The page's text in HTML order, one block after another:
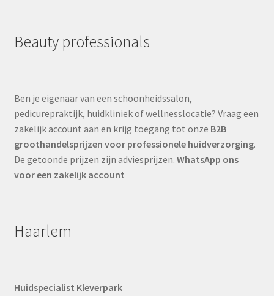
Beauty professionals
Ben je eigenaar van een schoonheidssalon,
pedicurepraktijk, huidkliniek of wellnesslocatie? Vraag een
zakelijk account aan en krijg toegang tot onze B2B
groothandelsprijzen voor professionele huidverzorging.
De getoonde prijzen zijn adviesprijzen. WhatsApp ons
voor een zakelijk account
Haarlem
Huidspecialist Kleverpark